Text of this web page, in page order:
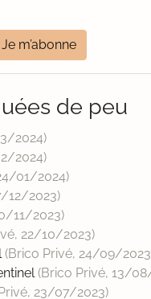
Je m’abonne
de peu
2024)
2024)
01/2024)
12/2023)
11/2023)
22/10/2023)
(Brico Privé, 24/09/2023
(Brico Privé, 13/
23/07/2023)